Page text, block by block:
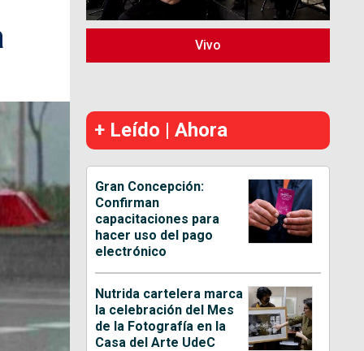
Vivo
+ Leído | Ahora
Gran Concepción:
Confirman
capacitaciones para
hacer uso del pago
electrónico
Nutrida cartelera marca
la celebración del Mes
de la Fotografía en la
Casa del Arte UdeC